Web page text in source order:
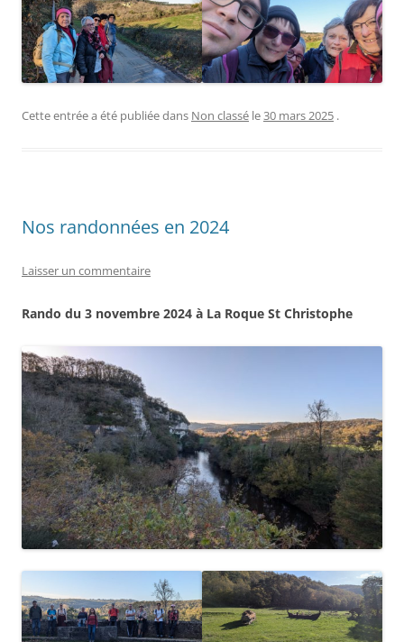
Cette entrée a été publiée dans Non classé le30 mars 2025 .
Nos randonnées en 2024
Laisser un commentaire
Rando du 3 novembre 2024 à La Roque St Christophe